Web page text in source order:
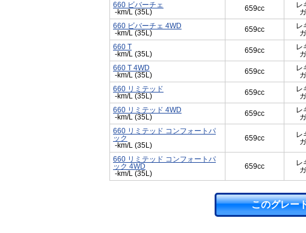
660 ビバーチェ
-km/L (35L)
659cc
レ
660 ビバーチェ 4WD
-km/L (35L)
659cc
レ
660 T
-km/L (35L)
659cc
レ
660 T 4WD
-km/L (35L)
659cc
レ
660 リミテッド
-km/L (35L)
659cc
レ
660 リミテッド 4WD
-km/L (35L)
659cc
レ
660 リミテッド コンフォートパ
ック
-km/L (35L)
659cc
レ
660 リミテッド コンフォートパ
ック 4WD
-km/L (35L)
659cc
レ
このグレー